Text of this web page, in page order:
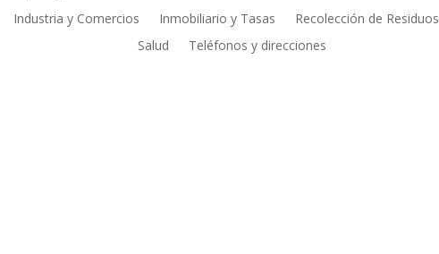
Industria y Comercios Inmobiliario y Tasas Recolección de Residuos
Salud
Teléfonos y direcciones